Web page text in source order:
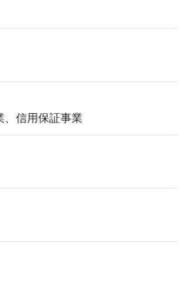
、信用保証事業